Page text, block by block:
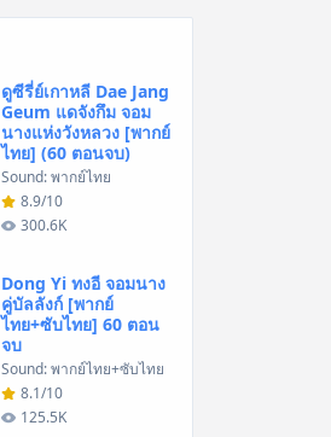
ดูซีรี่ย์เกาหลี Dae Jang
Geum แดจังกึม จอม
นางแห่งวังหลวง [พากย์
ไทย] (60 ตอนจบ)
Sound: พากย์ไทย
8.9/10
300.6K
Dong Yi ทงอี จอมนาง
คู่บัลลังก์ [พากย์
ไทย+ซับไทย] 60 ตอน
จบ
Sound: พากย์ไทย+ซับไทย
8.1/10
125.5K